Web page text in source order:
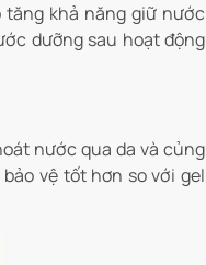
khả năng giữ nước
dưỡng sau hoạt động
nước qua da và củng
vệ tốt hơn so với gel